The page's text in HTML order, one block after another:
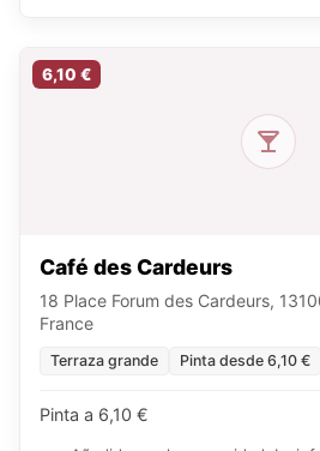
6,10 €
Café des Cardeurs
18 Place Forum des Cardeurs,
France
Terraza grande Pinta desde 6,10 €
Pinta a 6,10 €